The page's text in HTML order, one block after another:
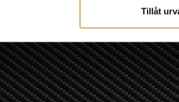
Tillåt